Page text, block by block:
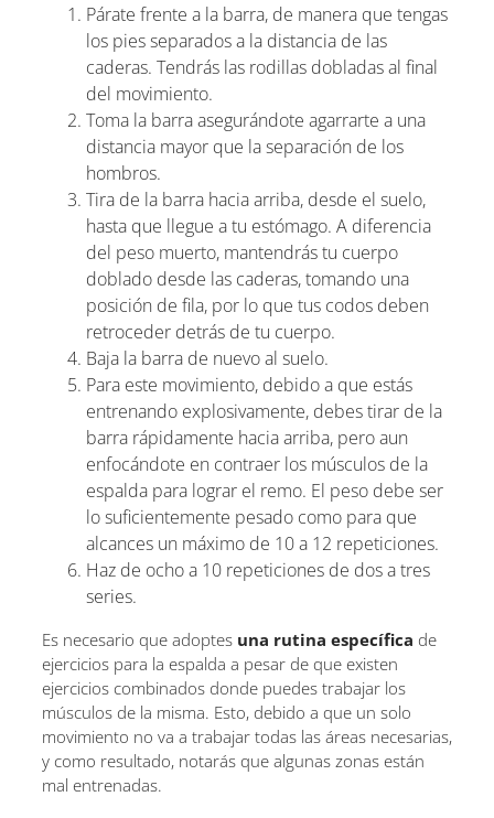
Párate frente a la barra, de manera que tengas
los pies separados a la distancia de las
caderas. Tendrás las rodillas dobladas al final
del movimiento.
Toma la barra asegurándote agarrarte a una
distancia mayor que la separación de los
hombros.
Tira de la barra hacia arriba, desde el suelo,
hasta que llegue a tu estómago. A diferencia
del peso muerto, mantendrás tu cuerpo
doblado desde las caderas, tomando una
posición de fila, por lo que tus codos deben
retroceder detrás de tu cuerpo.
Baja la barra de nuevo al suelo.
Para este movimiento, debido a que estás
entrenando explosivamente, debes tirar de la
barra rápidamente hacia arriba, pero aun
enfocándote en contraer los músculos de la
espalda para lograr el remo. El peso debe ser
lo suficientemente pesado como para que
alcances un máximo de 10 a 12 repeticiones.
Haz de ocho a 10 repeticiones de dos a tres
series.
Es necesario que adoptes una rutina específica de
ejercicios para la espalda a pesar de que existen
ejercicios combinados donde puedes trabajar los
músculos de la misma. Esto, debido a que un solo
movimiento no va a trabajar todas las áreas necesarias,
y como resultado, notarás que algunas zonas están
mal entrenadas.